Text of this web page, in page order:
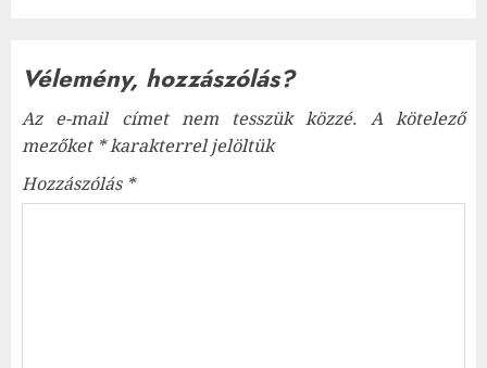
Vélemény, hozzászólás?
Az e-mail címet nem tesszük közzé. A kötelező
mezőket *karakterrel jelöltük
Hozzászólás *